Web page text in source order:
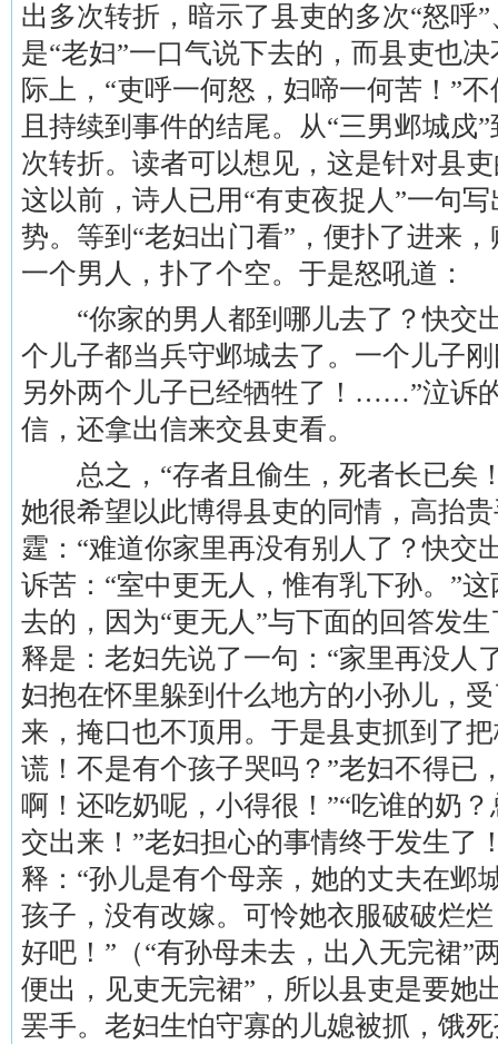
出多次转折，暗示了县吏的多次“怒呼
是“老妇”一口气说下去的，而县吏也
际上，“吏呼一何怒，妇啼一何苦！”
且持续到事件的结尾。从“三男邺城戍
次转折。读者可以想见，这是针对县
这以前，诗人已用“有吏夜捉人”一句
势。等到“老妇出门看”，便扑了进来
一个男人，扑了个空。于是怒吼道：
“你家的男人都到哪儿去了？快交
个儿子都当兵守邺城去了。一个儿子
另外两个儿子已经牺牲了！……”泣诉
信，还拿出信来交县吏看。
总之，“存者且偷生，死者长已矣
她很希望以此博得县吏的同情，高抬
霆：“难道你家里再没有别人了？快交
诉苦：“室中更无人，惟有乳下孙。”
去的，因为“更无人”与下面的回答发
释是：老妇先说了一句：“家里再没人
妇抱在怀里躲到什么地方的小孙儿，
来，掩口也不顶用。于是县吏抓到了
谎！不是有个孩子哭吗？”老妇不得已
啊！还吃奶呢，小得很！”“吃谁的奶
交出来！”老妇担心的事情终于发生了
释：“孙儿是有个母亲，她的丈夫在邺
孩子，没有改嫁。可怜她衣服破破烂
好吧！”（“有孙母未去，出入无完裙”
便出，见吏无完裙”，所以县吏是要她
罢手。老妇生怕守寡的儿媳被抓，饿